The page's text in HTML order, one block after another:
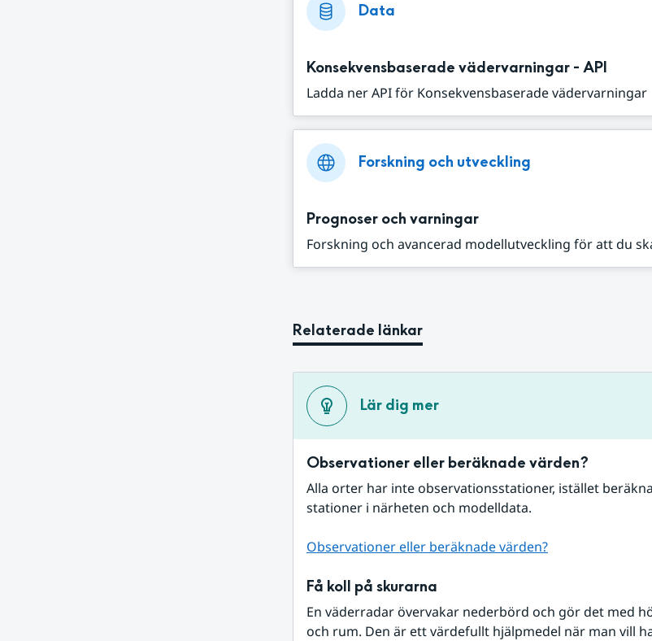
Data
Konsekvensbaserade vädervarningar - API
Ladda ner API för Konsekvensbaserade vädervarningar
Forskning och utveckling
Prognoser och varningar
Forskning och avancerad modellutveckling för att du
Relaterade länkar
Lär dig mer
Observationer eller beräknade värden?
Alla orter har inte observationsstationer, istället
stationer i närheten och modelldata.
Observationer eller beräknade värden?
Få koll på skurarna
En väderradar övervakar nederbörd och gör det med
och rum. Den är ett värdefullt hjälpmedel när man vill